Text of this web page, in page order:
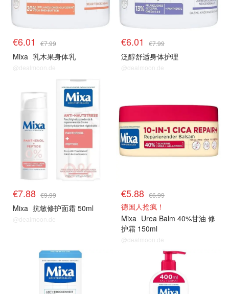
€6.01 €7.99
Mixa 乳木果身体乳
@dealmoon.de
€6.01 €7.99
泛醇舒适身体护理
@dealmoon.de
€7.88 €9.99
Mixa 抗敏修护面霜 50ml
@dealmoon.de
€5.88 €6.99
德国人抢疯！
Mixa Urea Balm 40%甘油 修
护霜 150ml
@dealmoon.de